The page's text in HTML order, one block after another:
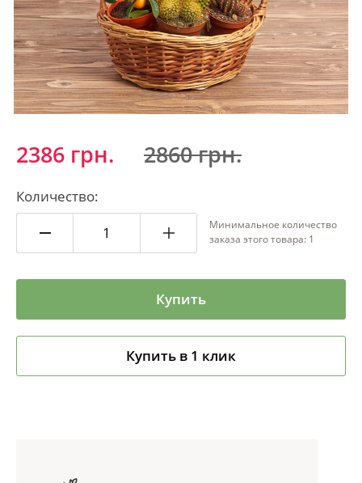
2386 грн. 2860 грн.
Количество:
Минимальное количество
заказа этого товара: 1
Купить
Купить в 1 клик